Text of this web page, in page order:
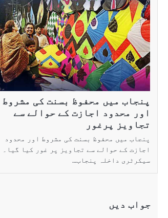
پنجاب میں محفوظ بسنت کی مشروط
اور محدود اجازت کے حوالے سے
تجاویز پرغور
پنجاب میں محفوظ بسنت کی مشروط اور محدود
اجازت کے حوالے سے تجاویز پر غور کیا گیا۔
سیکرٹری داخلہ پنجاب…
جواب دیں